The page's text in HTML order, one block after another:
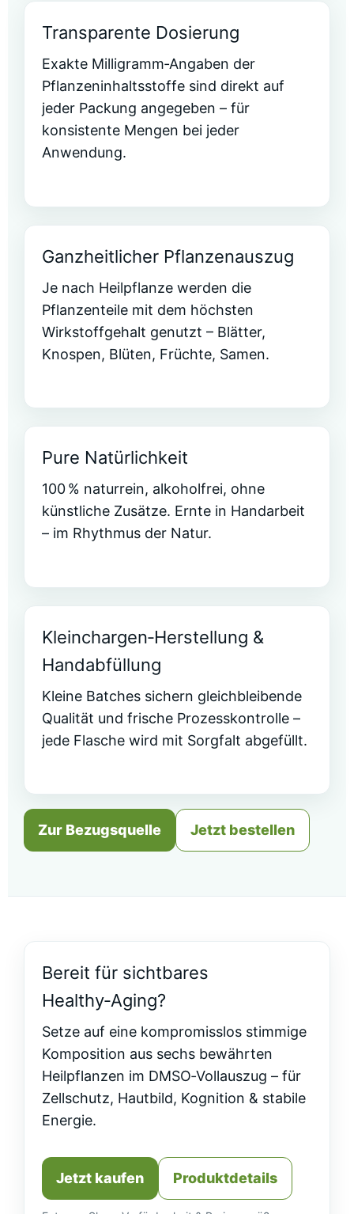
Transparente Dosierung
Exakte Milligramm‑Angaben der
Pflanzeninhaltsstoffe sind direkt auf
jeder Packung angegeben – für
konsistente Mengen bei jeder
Anwendung.
Ganzheitlicher Pflanzenauszug
Je nach Heilpflanze werden die
Pflanzenteile mit dem höchsten
Wirkstoffgehalt genutzt – Blätter,
Knospen, Blüten, Früchte, Samen.
Pure Natürlichkeit
100 % naturrein, alkoholfrei, ohne
künstliche Zusätze. Ernte in Handarbeit
– im Rhythmus der Natur.
Kleinchargen‑Herstellung &
Handabfüllung
Kleine Batches sichern gleichbleibende
Qualität und frische Prozesskontrolle –
jede Flasche wird mit Sorgfalt abgefüllt.
Zur Bezugsquelle Jetzt bestellen
Bereit für sichtbares
Healthy‑Aging?
Setze auf eine kompromisslos stimmige
Komposition aus sechs bewährten
Heilpflanzen im DMSO‑Vollauszug – für
Zellschutz, Hautbild, Kognition & stabile
Energie.
Jetzt kaufen Produktdetails